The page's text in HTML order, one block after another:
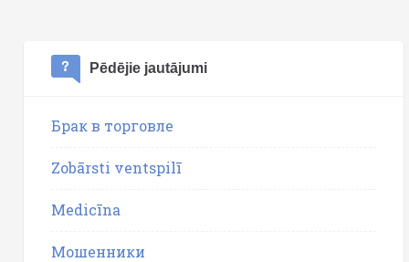
Pēdējie jautājumi
Брак в торговле
Zobārsti ventspilī
Medicīna
Мошенники